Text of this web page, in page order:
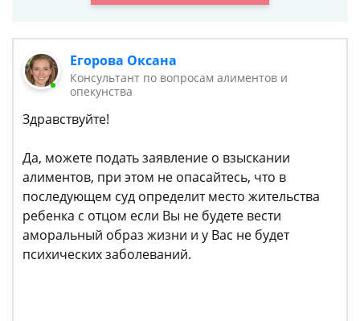
Егорова Оксана
Консультант по вопросам алиментов и
опекунства
Здравствуйте!
Да, можете подать заявление о взыскании
алиментов, при этом не опасайтесь, что в
последующем суд определит место жительства
ребенка с отцом если Вы не будете вести
аморальный образ жизни и у Вас не будет
психических заболеваний.